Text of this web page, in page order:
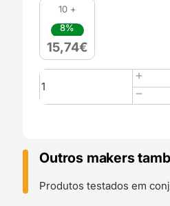
10 +
8%
15,74€
Quantidade
de
PLA
-
SAKATA
3D
Outros makers
Produtos testados em